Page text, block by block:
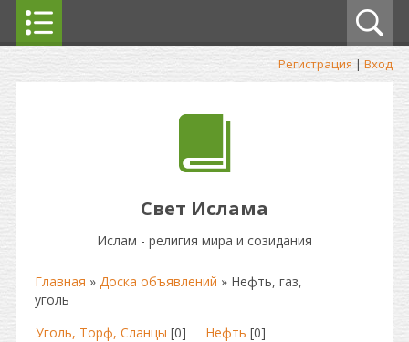
Регистрация | Вход
Свет Ислама
Ислам - религия мира и созидания
Главная » Доска объявлений » Нефть, газ,
уголь
Уголь, Торф, Сланцы [0] Нефть [0]